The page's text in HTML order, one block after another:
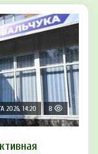
2026, 14:20 8